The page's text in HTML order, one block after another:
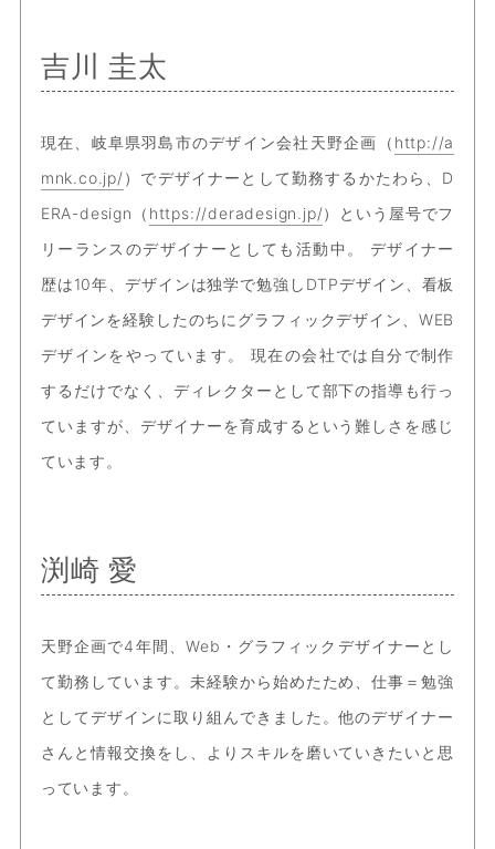
吉川 圭太
現在、岐阜県羽島市のデザイン会社天野企画（ http://a
mnk.co.jp/）でデザイナーとして勤務するかたわら、D
ERA-design（ https://deradesign.jp/）という屋号でフ
リーランスのデザイナーとしても活動中。 デザイナー
歴は10年、デザインは独学で勉強しDTPデザイン、看板
デザインを経験したのちにグラフィックデザイン、WEB
デザインをやっています。 現在の会社では自分で制作
するだけでなく、ディレクターとして部下の指導も行っ
ていますが、デザイナーを育成するという難しさを感じ
ています。
渕崎 愛
天野企画で4年間、Web・グラフィックデザイナーとし
て勤務しています。未経験から始めたため、仕事＝勉強
としてデザインに取り組んできました。他のデザイナー
さんと情報交換をし、よりスキルを磨いていきたいと思
っています。